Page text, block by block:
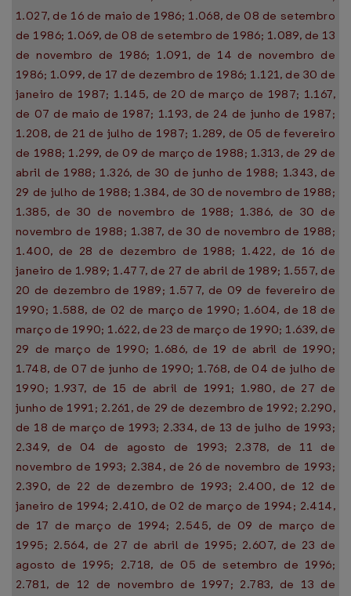
1.027, de 16 de maio de 1986; 1.068, de 08 de setembro
de 1986; 1.069, de 08 de setembro de 1986; 1.089, de 13
de novembro de 1986; 1.091, de 14 de novembro de
1986; 1.099, de 17 de dezembro de 1986; 1.121, de 30 de
janeiro de 1987; 1.145, de 20 de março de 1987; 1.167,
de 07 de maio de 1987; 1.193, de 24 de junho de 1987;
1.208, de 21 de julho de 1987; 1.289, de 05 de fevereiro
de 1988; 1.299, de 09 de março de 1988; 1.313, de 29 de
abril de 1988; 1.326, de 30 de junho de 1988; 1.343, de
29 de julho de 1988; 1.384, de 30 de novembro de 1988;
1.385, de 30 de novembro de 1988; 1.386, de 30 de
novembro de 1988; 1.387, de 30 de novembro de 1988;
1.400, de 28 de dezembro de 1988; 1.422, de 16 de
janeiro de 1.989; 1.477, de 27 de abril de 1989; 1.557, de
20 de dezembro de 1989; 1.577, de 09 de fevereiro de
1990; 1.588, de 02 de março de 1990; 1.604, de 18 de
março de 1990; 1.622, de 23 de março de 1990; 1.639, de
29 de março de 1990; 1.686, de 19 de abril de 1990;
1.748, de 07 de junho de 1990; 1.768, de 04 de julho de
1990; 1.937, de 15 de abril de 1991; 1.980, de 27 de
junho de 1991; 2.261, de 29 de dezembro de 1992; 2.290,
de 18 de março de 1993; 2.334, de 13 de julho de 1993;
2.349, de 04 de agosto de 1993; 2.378, de 11 de
novembro de 1993; 2.384, de 26 de novembro de 1993;
2.390, de 22 de dezembro de 1993; 2.400, de 12 de
janeiro de 1994; 2.410, de 02 de março de 1994; 2.414,
de 17 de março de 1994; 2.545, de 09 de março de
1995; 2.564, de 27 de abril de 1995; 2.607, de 23 de
agosto de 1995; 2.718, de 05 de setembro de 1996;
2.781, de 12 de novembro de 1997; 2.783, de 13 de